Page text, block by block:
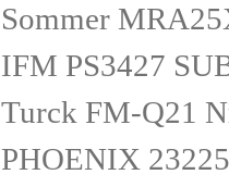
Sommer
IFM PS3427
Turck FM-Q21
PHOENIX